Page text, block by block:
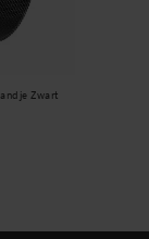
Zwart